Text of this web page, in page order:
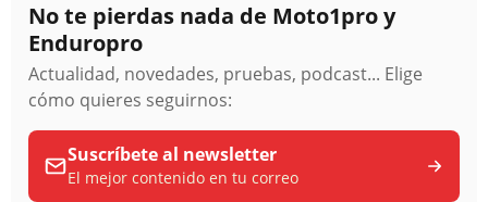
No te pierdas nada de Moto1pro y
Enduropro
Actualidad, novedades, pruebas, podcast... Elige
cómo quieres seguirnos:
Suscríbete al newsletter
El mejor contenido en tu correo